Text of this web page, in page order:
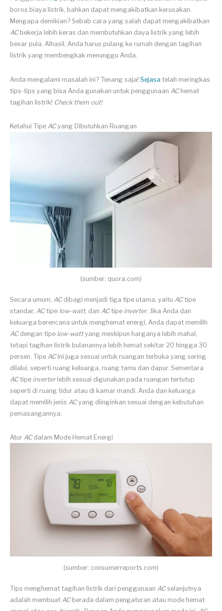
boros biaya listrik, bahkan dapat mengakibatkan kerusakan.
Mengapa demikian? Sebab cara yang salah dapat mengakibatkan
AC bekerja lebih keras dan membutuhkan daya listrik yang lebih
besar pula. Alhasil, Anda harus pulang ke rumah dengan tagihan
listrik yang membengkak menunggu Anda.
Anda mengalami masalah ini? Tenang saja! Sejasa telah meringkas
tips-tips yang bisa Anda gunakan untuk penggunaan AC hemat
tagihan listrik! Check them out!
Ketahui Tipe ACyang Dibutuhkan Ruangan
(sumber: quora.com)
Secara umum, AC dibagi menjadi tiga tipe utama, yaitu ACtipe
standar, ACtipe low-watt, dan ACtipe inverter. Jika Anda dan
keluarga berencana untuk menghemat energi, Anda dapat memilih
AC dengan tipe low-wattyang meskipun harganya lebih mahal,
tetapi tagihan listrik bulanannya lebih hemat sekitar 20 hingga 30
persen. Tipe AC ini juga sesuai untuk ruangan terbuka yang sering
dilalui, seperti ruang keluarga, ruang tamu dan dapur. Sementara
ACtipe inverter lebih sesuai digunakan pada ruangan tertutup
seperti di ruang tidur atau di kamar mandi. Anda dan keluarga
dapat memilih jenis ACyang diinginkan sesuai dengan kebutuhan
pemasangannya.
Atur ACdalam Mode Hemat Energi
(sumber: consumerreports.com)
Tips menghemat tagihan listrik dari penggunaan ACselanjutnya
adalah membuat AC berada dalam pengaturan atau mode hemat